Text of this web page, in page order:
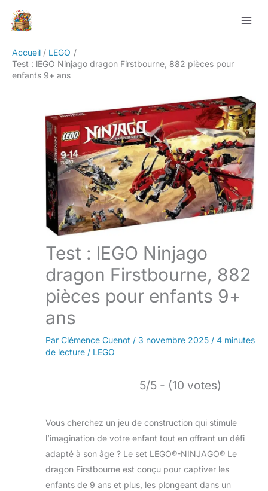
Accueil
LEGO
Test : lEGO Ninjago dragon Firstbourne, 882 pièces pour
enfants 9+ ans
Test : lEGO Ninjago
dragon Firstbourne, 882
pièces pour enfants 9+
ans
Par Clémence Cuenot / 3 novembre 2025 / 4 minutes
de lecture / LEGO
5/5 - (10 votes)
Vous cherchez un jeu de construction qui stimule
l’imagination de votre enfant tout en offrant un défi
adapté à son âge ? Le set LEGO®-NINJAGO® Le
dragon Firstbourne est conçu pour captiver les
enfants de 9 ans et plus, les plongeant dans un
Rechercher